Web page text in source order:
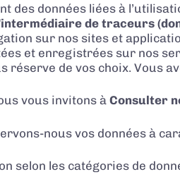
des données liées à
de traceurs
sur nos sites et
et enregistrées sur nos
réserve de vos choix. Vous
vous invitons à Consulter
nous vos données à
selon les catégories de